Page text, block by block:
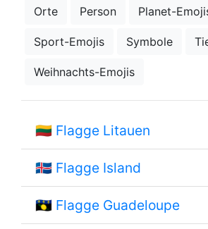
Orte Person Planet-
Sport-Emojis Symbole
Weihnachts-Emojis
🇱🇹 Flagge Litauen
🇮🇸 Flagge Island
🇬🇵 Flagge Guadeloupe